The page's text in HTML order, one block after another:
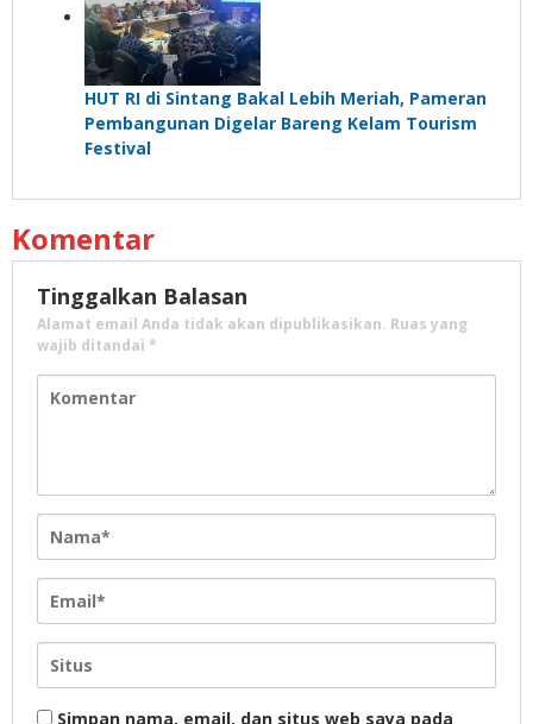
HUT RI di Sintang Bakal Lebih Meriah, Pameran
Pembangunan Digelar Bareng Kelam Tourism
Festival
Komentar
Tinggalkan Balasan
Alamat email Anda tidak akan dipublikasikan. Ruas yang
wajib ditandai *
Simpan nama, email, dan situs web saya pada